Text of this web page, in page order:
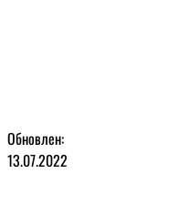
Обновлен:
13.07.2022